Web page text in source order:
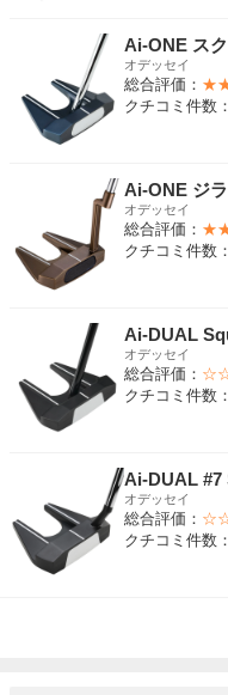
Ai-ONE ス
オデッセイ
総合評価：
クチコミ件数
Ai-ONE ジ
オデッセイ
総合評価：
クチコミ件数
Ai-DUAL
オデッセイ
総合評価：
クチコミ件数
Ai-DUAL #7
オデッセイ
総合評価：
クチコミ件数